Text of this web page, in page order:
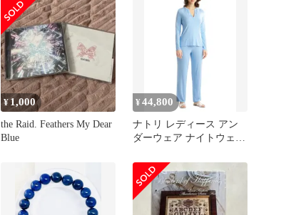
¥1,000
the Raid. Feathers My Dear
Blue
¥44,800
ナトリ レディース アン
ダーウェア ナイトウェア
Pajama Set Blue Jay ブル
ー